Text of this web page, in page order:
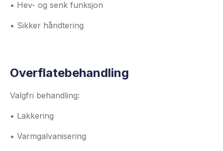
• Hev- og senk funksjon
• Sikker håndtering
Overflatebehandling
Valgfri behandling:
• Lakkering
• Varmgalvanisering